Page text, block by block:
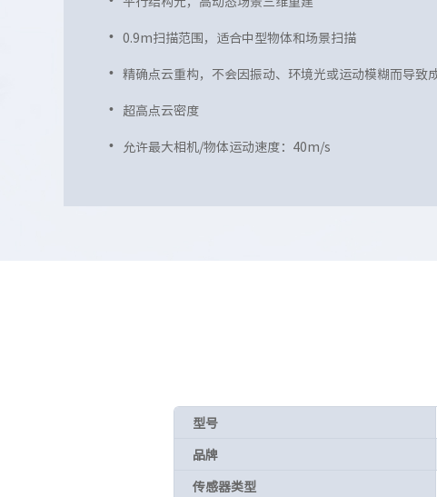
0.9m扫描范围， 适合中型物体和场景扫描
精确点云重构，不会因振动、环境光或运动模糊而导致
超高点云密度
允许最大相机/物体运动速度：40m/s
型号
品牌
传感器类型